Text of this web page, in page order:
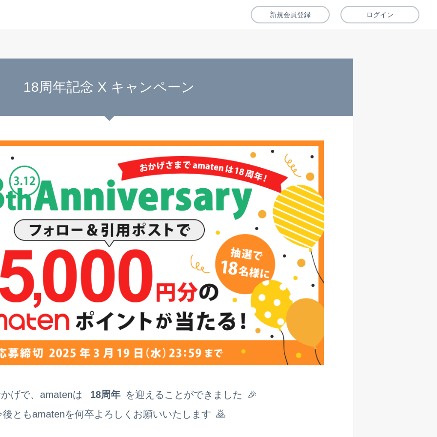
新規会員登録 ログイン
18周年記念 X キャンペーン
げで、amatenは 18周年を迎えることができました 🎉
後ともamatenを何卒よろしくお願いいたします 🙇